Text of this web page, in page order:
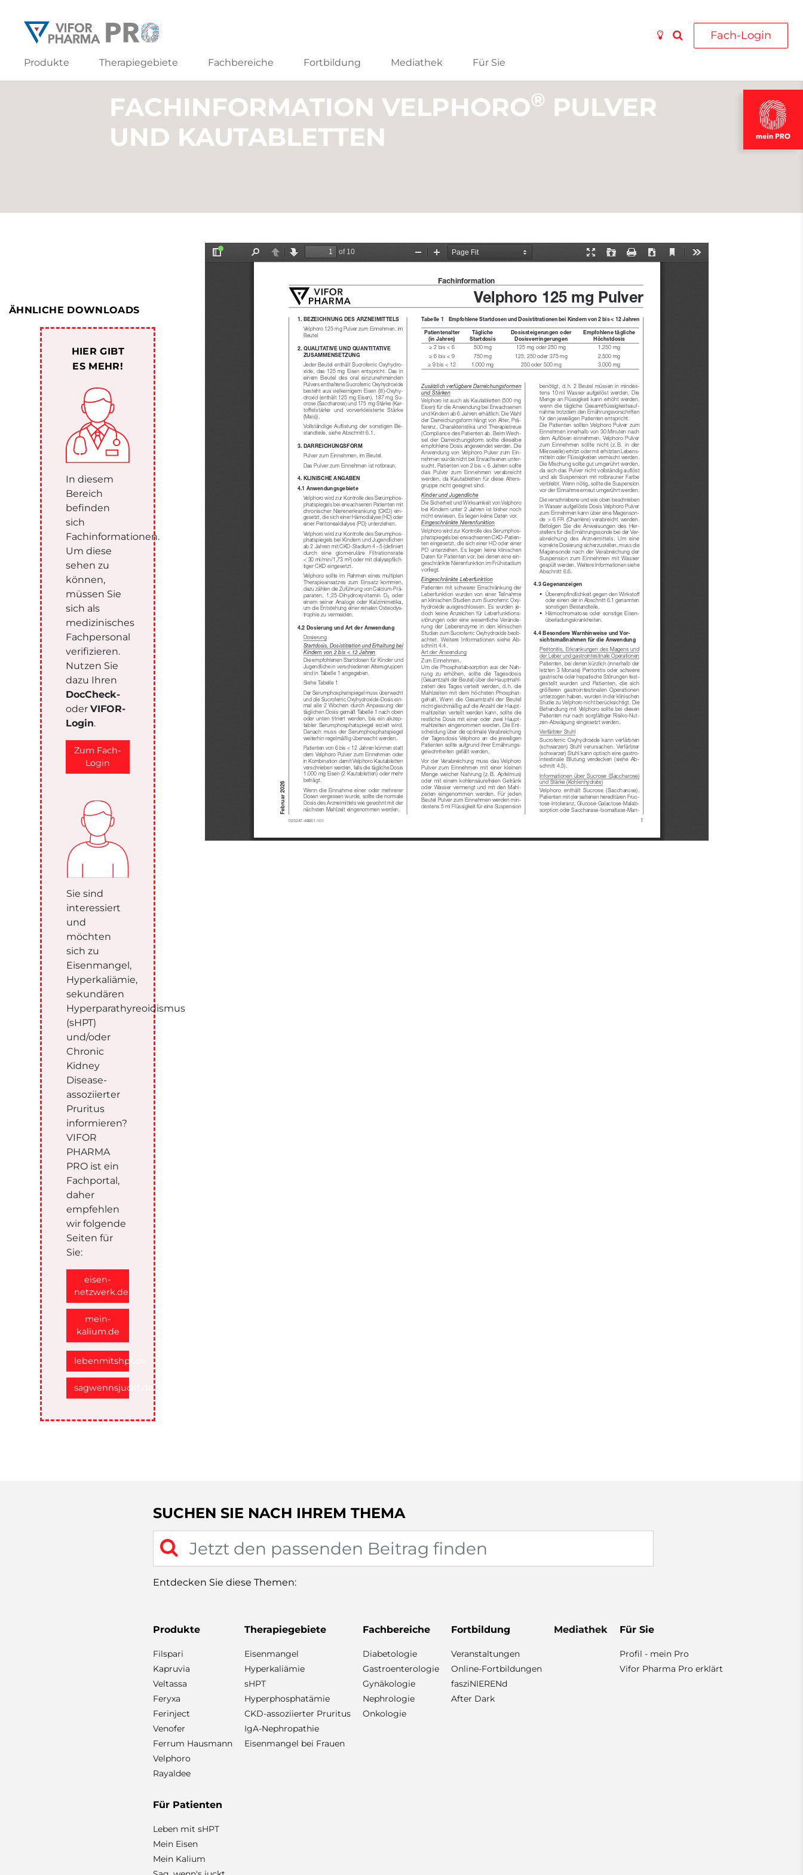
Produkte Therapiegebiete Fachbereiche Fortbildung Mediathek Für Sie
Fach-Login
FACHINFORMATION VELPHORO® PULVER
UND KAUTABLETTEN
ÄHNLICHE DOWNLOADS
HIER GIBT
ES MEHR!
In diesem
Bereich
befinden
sich
Fachinformationen.
Um diese
sehen zu
können,
müssen Sie
sich als
medizinisches
Fachpersonal
verifizieren.
Nutzen Sie
dazu Ihren
DocCheck-
oderVIFOR-
Login.
Zum Fach-
Login
Sie sind
interessiert
und
möchten
sich zu
Eisenmangel,
Hyperkaliämie,
sekundären
Hyperparathyreoidismus
(sHPT)
und/oder
Chronic
Kidney
Disease-
assoziierter
Pruritus
informieren?
VIFOR
PHARMA
PRO ist ein
Fachportal,
daher
empfehlen
wir folgende
Seiten für
Sie:
eisen-
netzwerk.de
mein-
kalium.de
lebenmitshpt.de
sagwennsjuckt.de
SUCHEN SIE NACH IHREM THEMA
Entdecken Sie diese Themen:
Produkte
Filspari
Kapruvia
Veltassa
Feryxa
Ferinject
Venofer
Ferrum Hausmann
Velphoro
Rayaldee
Therapiegebiete
Eisenmangel
Hyperkaliämie
sHPT
Hyperphosphatämie
CKD-assoziierter Pruritus
IgA-Nephropathie
Eisenmangel bei Frauen
Fachbereiche
Diabetologie
Gastroenterologie
Gynäkologie
Nephrologie
Onkologie
Fortbildung
Veranstaltungen
Online-Fortbildungen
fasziNIERENd
After Dark
Mediathek Für Sie
Profil - mein Pro
Vifor Pharma Pro erklärt
Für Patienten
Leben mit sHPT
Mein Eisen
Mein Kalium